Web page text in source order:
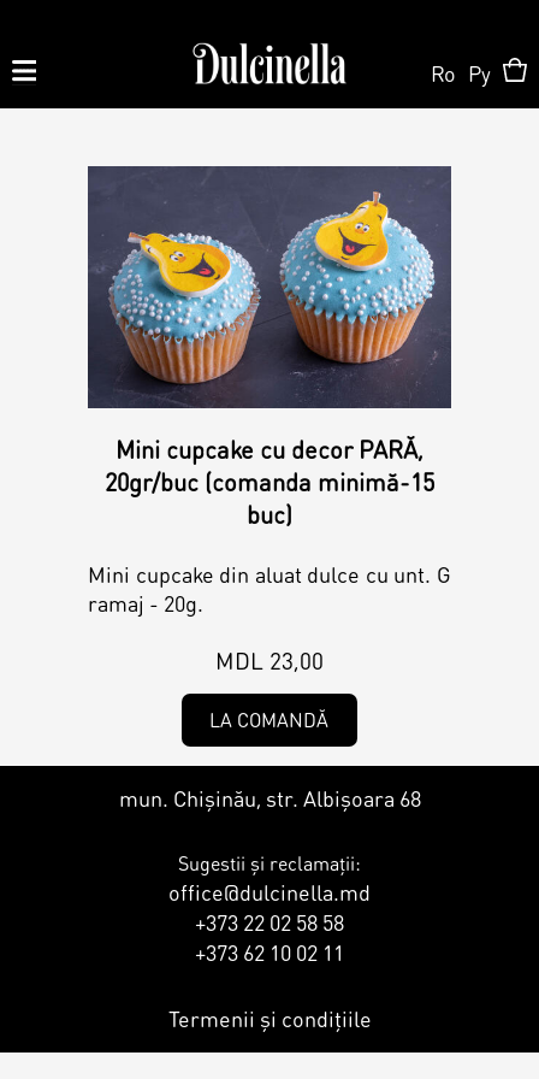
062 10 02 11
Order
Order
Personalized Cake
Candy Bar
Shop Online
Pastry
Cake (Slice)
Dessert
Croissants & muffins
About us
Ro Ру
Mini cupcake cu decor PARĂ,
20gr/buc (comanda minimă-15
buc)
Mini cupcake din aluat dulce cu unt. G
ramaj - 20g.
MDL 23,00
LA COMANDĂ
mun. Chișinău, str. Albișoara 68
Sugestii și reclamații:
office@dulcinella.md
+373 22 02 58 58
+373 62 10 02 11
Termenii și condițiile